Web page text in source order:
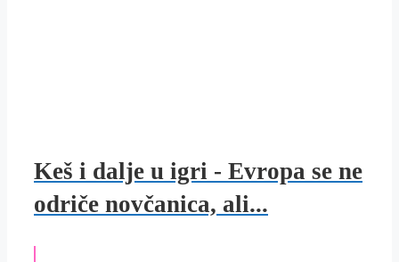
Keš i dalje u igri - Evropa se ne
odriče novčanica, ali...